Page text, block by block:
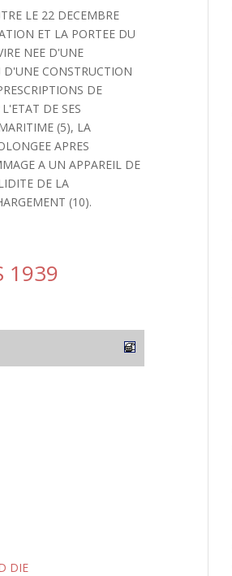
LE 22 DECEMBRE
ET LA PORTEE DU
NEE D'UNE
D'UNE CONSTRUCTION
DE
DE SES
(5), LA
APRES
A UN APPAREIL DE
DE LA
(10).
1939
DIE